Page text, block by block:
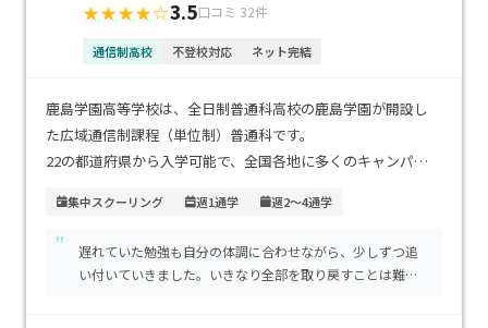
★★★★☆3.5口コミ 32件
通信制高校 不登校対応 ネット完結
鹿島学園高等学校は、全日制普通科高校の鹿島学園が開設し
た広域通信制課程（単位制）普通科です。
22の都道府県から入学可能で、全国各地に多くのキャンパス
卒業時には、全日制と同じ卒業証書がもらえます。
東京都には新宿キャンパス、池袋キャンパスを始め、 62ヶ所
集中スクーリング 週1通学 週2～4通学
"
遅れていた勉強も自分の体調に合わせながら、少しずつ追
い付いていきました。いきなり全部を取り戻すことは難し